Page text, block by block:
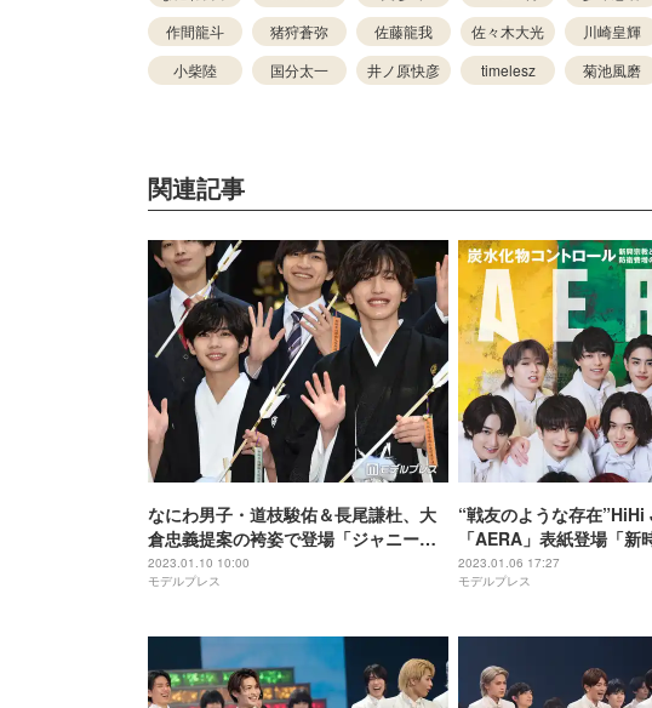
作間龍斗
猪狩蒼弥 佐藤龍我 佐々木大光 川崎皇輝
小柴陸
国分太一 井ノ原快彦 timelesz 菊池風磨
関連記事
なにわ男子・道枝駿佑＆長尾謙杜、大
倉忠義提案の袴姿で登場「ジャニーズ
事務所を盛り上げられるように」新成
人の意気込み語る＜ジャニーズ成人式
2023.01.10 10:00
モデルプレス
“戦友のような存在
「AERA」表紙登場「新
作っていきたい」
2023.01.06 17:27
モデルプレス